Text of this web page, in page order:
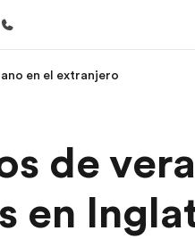
a EF Ver
en el extranjero
de
en